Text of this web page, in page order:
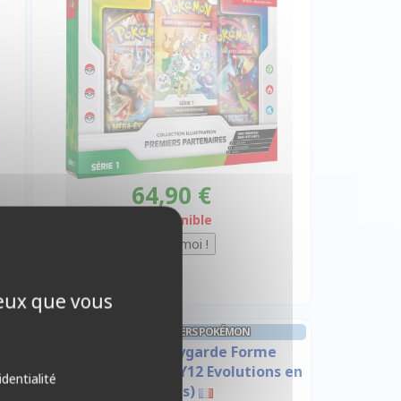
64,90 €
Indisponible
COFFRET 3 BOOSTERS POKÉMON
Pin Collection Zygarde Forme
Parfaite - (dont 1 XY12 Evolutions en
Français)
que vous